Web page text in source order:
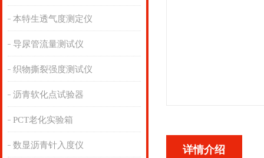
本特生透气度测定仪
导尿管流量测试仪
织物撕裂强度测试仪
沥青软化点试验器
PCT老化实验箱
数显沥青针入度仪 详情介绍